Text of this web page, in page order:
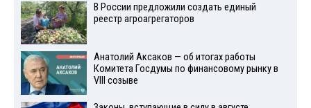
В России предложили создать единый
реестр агроагрегаторов
Анатолий Аксаков — об итогах работы
Комитета Госдумы по финансовому рынку в
VIII созыве